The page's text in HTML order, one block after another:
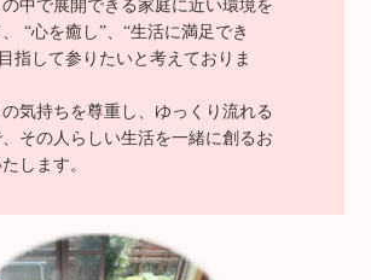
中で展開できる家庭に近い環境を
“心を癒し”、“生活に満足でき
指して参りたいと考えておりま
の気持ちを尊重し、ゆっくり流れる
その人らしい生活を一緒に創るお
します。